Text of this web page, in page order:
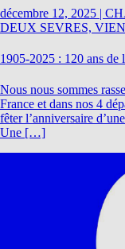
décembre 12, 2025 |
DEUX SEVRES,
1905-2025 : 120 ans de
Nous nous sommes
France et dans nos 4
fêter l’anniversaire
Une […]